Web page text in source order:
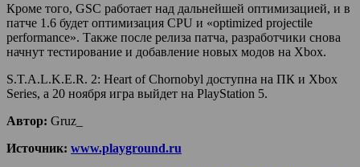
Кроме того, GSC работает над дальнейшей оптимизацией, и в
патче 1.6 будет оптимизация CPU и «optimized projectile
performance». Также после релиза патча, разработчики снова
начнут тестирование и добавление новых модов на Xbox.
S.T.A.L.K.E.R. 2: Heart of Chornobyl доступна на ПК и Xbox
Series, а 20 ноября игра выйдет на PlayStation 5.
Автор: Gruz_
Источник: www.playground.ru